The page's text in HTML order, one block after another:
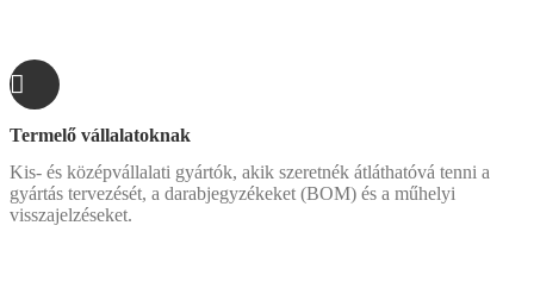
Termelő vállalatoknak
Kis- és középvállalati gyártók, akik szeretnék átláthatóvá tenni a
gyártás tervezését, a darabjegyzékeket (BOM) és a műhelyi
visszajelzéseket.